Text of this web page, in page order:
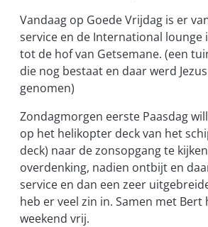
Vandaag op Goede Vrijdag is er
service en de International lounge
tot de hof van Getsemane. (een
die nog bestaat en daar werd
genomen)
Zondagmorgen eerste Paasdag
op het helikopter deck van het
deck) naar de zonsopgang te
overdenking, nadien ontbijt en
service en dan een zeer
heb er veel zin in. Samen met Bert
weekend vrij.